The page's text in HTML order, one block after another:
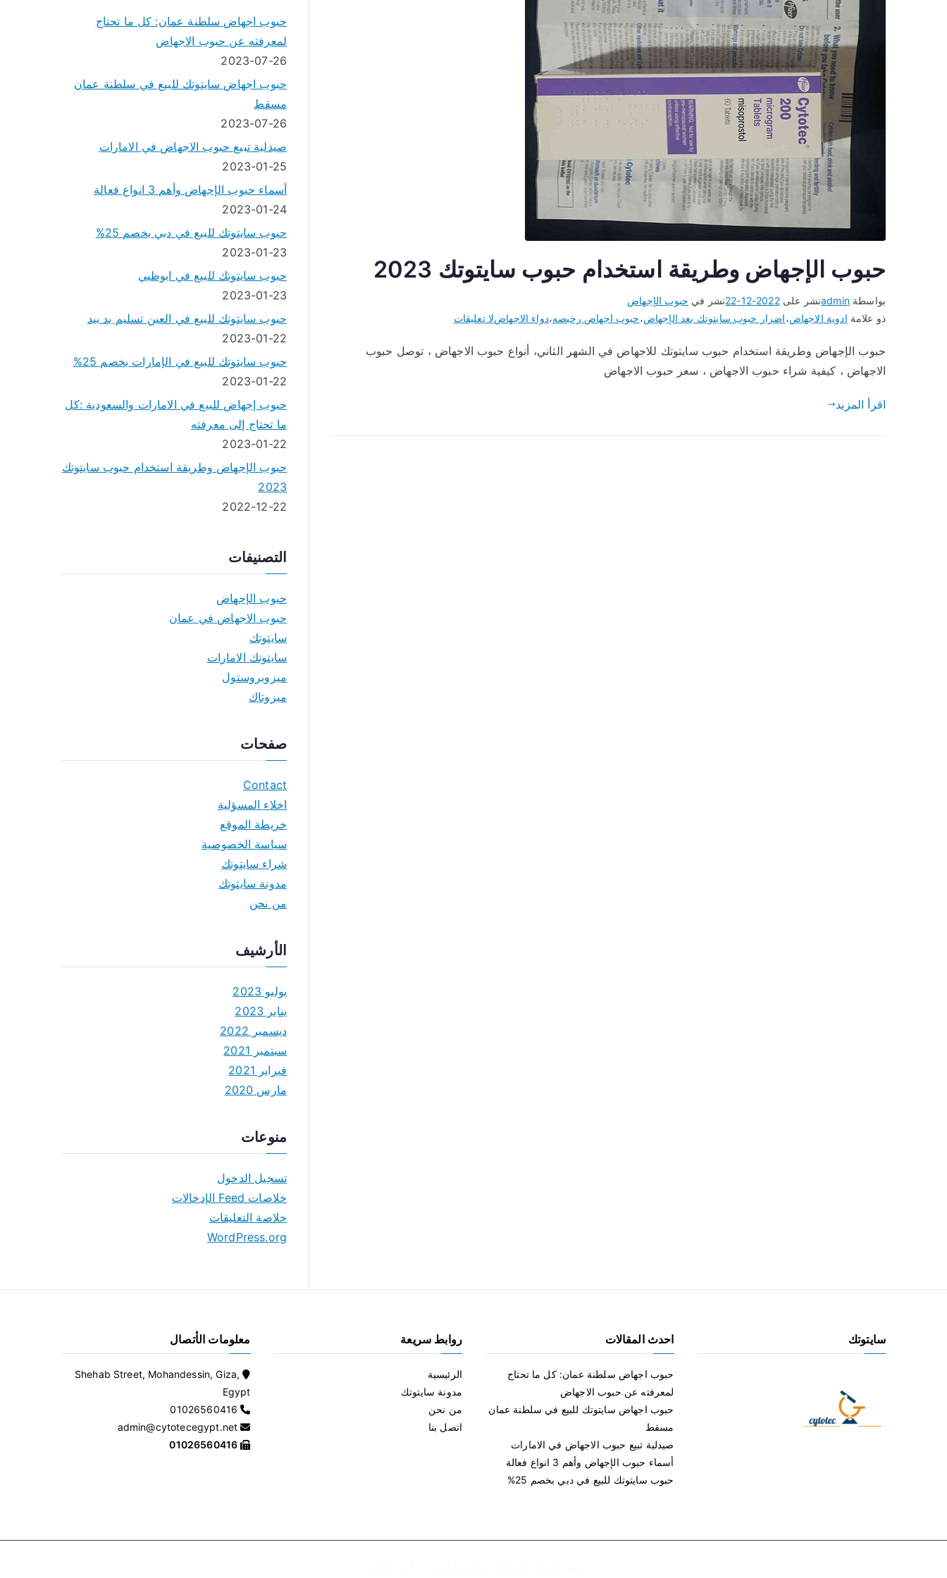
حبوب الإجهاض وطريقة استخدام حبوب سايتوتك 2023
بواسطةadminنشر على2022-12-22 نشر في حبوب الإجهاض
ذو علامة ادوية الاجهاض،اضرار حبوب سايتوتك بعد الإجهاض،حبوب اجهاض رخيصه،دواء الاجهاضلا تعليقات
الإجهاض
حبوب الإجهاض وطريقة استخدام حبوب سايتوتك للاجهاض في الشهر الثاني، أنواع حبوب الاجهاض ، توصل حبوب
الاجهاض ، كيفية شراء حبوب الاجهاض ، سعر حبوب الاجهاض
اقرأ المزيد
حبوب اجهاض سلطنة عمان: كل ما تحتاج
لمعرفته عن حبوب الاجهاض
2023-07-26
حبوب اجهاض سايتوتك للبيع في سلطنة عمان
مسقط
2023-07-26
صيدلية تبيع حبوب الاجهاض في الامارات
2023-01-25
أسماء حبوب الإجهاض وأهم 3 انواع فعالة
2023-01-24
حبوب سايتوتك للبيع في دبي بخصم 25%
2023-01-23
حبوب سايتوتك للبيع في ابوظبي
2023-01-23
حبوب سايتوتك للبيع في العين تسليم يد بيد
2023-01-22
حبوب سايتوتك للبيع في الإمارات بخصم 25%
2023-01-22
حبوب إجهاض للبيع في الامارات والسعودية :كل
ما تحتاج إلى معرفته
2023-01-22
حبوب الإجهاض وطريقة استخدام حبوب سايتوتك
2023
2022-12-22
التصنيفات
حبوب الإجهاض
حبوب الاجهاض في عمان
سايتوتك
سايتوتك الامارات
ميزوبروستول
ميزوتاك
صفحات
Contact
اخلاء المسؤلية
خريطة الموقع
سياسة الخصوصية
شراء سايتوتك
مدونة سايتوتك
من نحن
الأرشيف
يوليو 2023
يناير 2023
ديسمبر 2022
سبتمبر 2021
فبراير 2021
مارس 2020
منوعات
تسجيل الدخول
خلاصات Feed الإدخالات
خلاصة التعليقات
WordPress.org
سايتوتك احدث المقالات
حبوب اجهاض سلطنة عمان: كل ما تحتاج
لمعرفته عن حبوب الاجهاض
حبوب اجهاض سايتوتك للبيع في سلطنة عمان
مسقط
صيدلية تبيع حبوب الاجهاض في الامارات
أسماء حبوب الإجهاض وأهم 3 انواع فعالة
حبوب سايتوتك للبيع في دبي بخصم 25%
روابط سريعة
الرئيسية
مدونة سايتوتك
من نحن
اتصل بنا
معلومات الأتصال
Shehab Street, Mohandessin, Giza,
Egypt
01026560416
admin@cytotecegypt.net
01026560416